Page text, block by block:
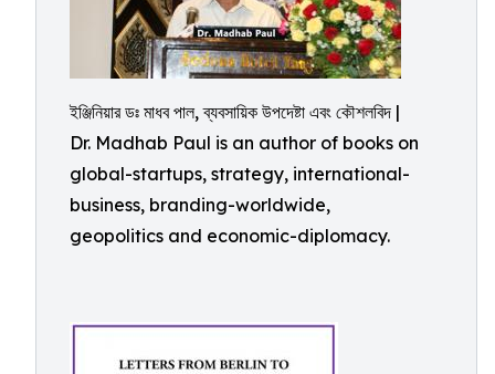
ইঞ্জিনিয়ার ডঃ মাধব পাল, ব্যবসায়িক উপদেষ্টা এবং কৌশলবিদ |
Dr. Madhab Paul is an author of books on
global-startups, strategy, international-
business, branding-worldwide,
geopolitics and economic-diplomacy.